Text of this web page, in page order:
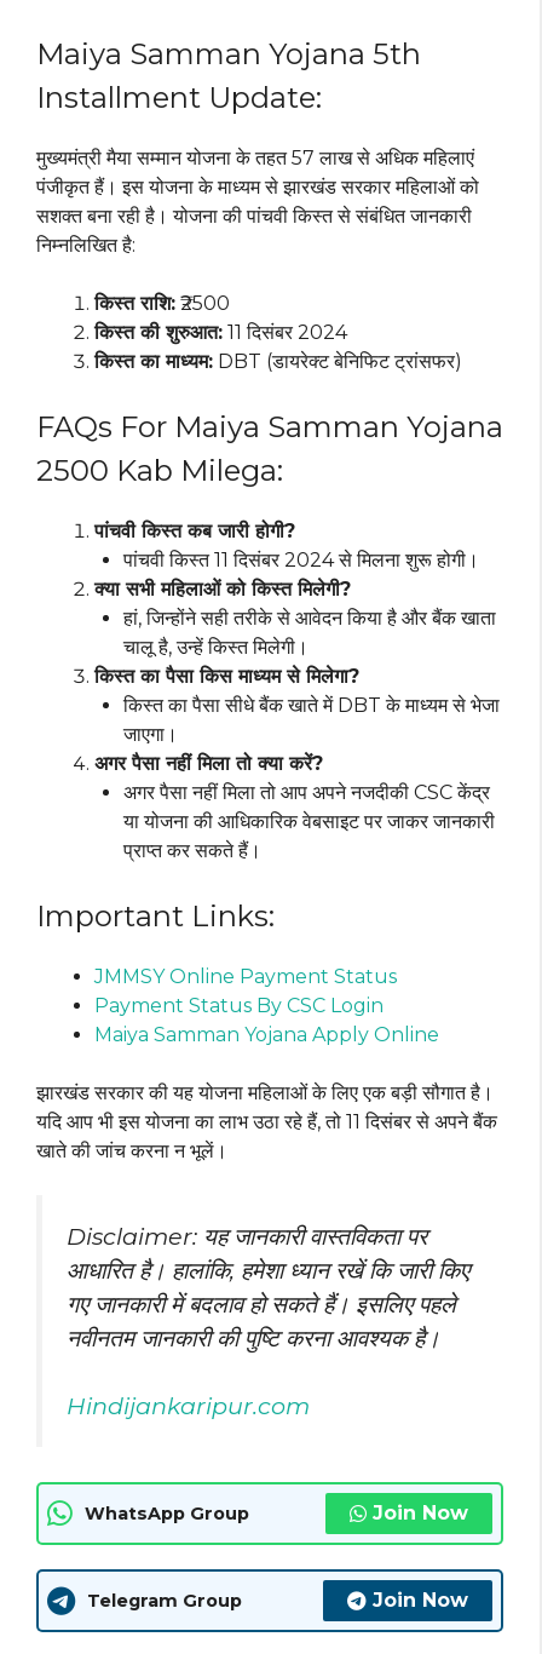
Maiya Samman Yojana 5th
Installment Update:
मुख्यमंत्री मैया सम्मान योजना के तहत 57 लाख से अधिक महिलाएं
पंजीकृत हैं। इस योजना के माध्यम से झारखंड सरकार महिलाओं को
सशक्त बना रही है। योजना की पांचवी किस्त से संबंधित जानकारी
निम्नलिखित है:
किस्त राशि: ₹2500
किस्त की शुरुआत: 11 दिसंबर 2024
किस्त का माध्यम: DBT (डायरेक्ट बेनिफिट ट्रांसफर)
FAQs For Maiya Samman Yojana
2500 Kab Milega:
पांचवी किस्त कब जारी होगी?
पांचवी किस्त 11 दिसंबर 2024 से मिलना शुरू होगी।
क्या सभी महिलाओं को किस्त मिलेगी?
हां, जिन्होंने सही तरीके से आवेदन किया है और बैंक खाता
चालू है, उन्हें किस्त मिलेगी।
किस्त का पैसा किस माध्यम से मिलेगा?
किस्त का पैसा सीधे बैंक खाते में DBT के माध्यम से भेजा
जाएगा।
अगर पैसा नहीं मिला तो क्या करें?
अगर पैसा नहीं मिला तो आप अपने नजदीकी CSC केंद्र
या योजना की आधिकारिक वेबसाइट पर जाकर जानकारी
प्राप्त कर सकते हैं।
Important Links:
JMMSY Online Payment Status
Payment Status By CSC Login
Maiya Samman Yojana Apply Online
झारखंड सरकार की यह योजना महिलाओं के लिए एक बड़ी सौगात है।
यदि आप भी इस योजना का लाभ उठा रहे हैं, तो 11 दिसंबर से अपने बैंक
खाते की जांच करना न भूलें।
Disclaimer: यह जानकारी वास्तविकता पर
आधारित है। हालांकि, हमेशा ध्यान रखें कि जारी किए
गएजानकारीमें बदलाव हो सकते हैं। इसलिए पहले
नवीनतम जानकारी की पुष्टि करना आवश्यक है।
Hindijankaripur.com
WhatsApp Group Join Now
Telegram Group Join Now